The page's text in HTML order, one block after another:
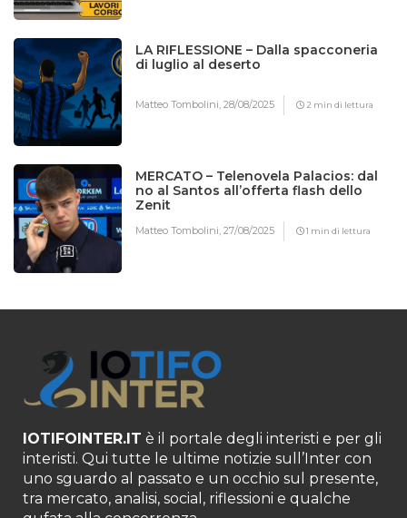
LA RIFLESSIONE – Dalla spacconeria
di luglio al deserto
Matteo Tombolini,28/08/2025 2 min di lettura
MERCATO – Telenovela Palacios: dal
no al Santos all’offerta flash dello
Zenit
Matteo Tombolini,27/08/2025 1 min di lettura
IOTIFOINTER.IT è il portale degli interisti e per gli
interisti. Qui tutte le ultime notizie sull’Inter con
uno sguardo al passato e un occhio sul presente,
tra mercato, analisi, social, riflessioni e qualche